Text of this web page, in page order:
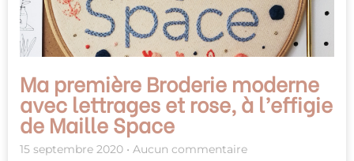
Ma première Broderie moderne
avec lettrages et rose, à l’effigie
de Maille Space
15 septembre 2020 Aucun commentaire